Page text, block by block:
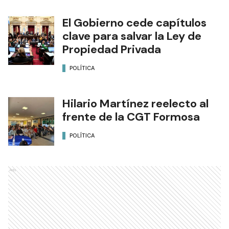
El Gobierno cede capítulos
clave para salvar la Ley de
Propiedad Privada
POLÍTICA
Hilario Martínez reelecto al
frente de la CGT Formosa
POLÍTICA
Ads